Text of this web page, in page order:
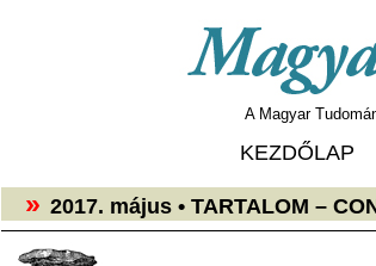
A Magyar
KEZDŐLAP
›› 2017. május • TARTALOM –